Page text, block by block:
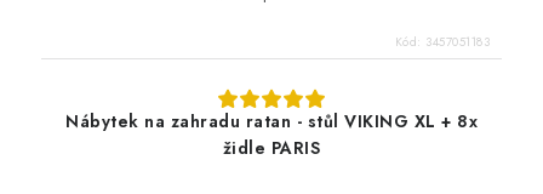
Kód: 3457051183
Nábytek na zahradu ratan - stůl VIKING XL + 8x
židle PARIS